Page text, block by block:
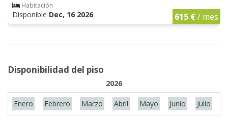
Habitación
Disponible Dec, 16 2026 615 €/ mes
Disponibilidad del piso
2026
Enero Febrero Marzo Abril Mayo Junio Julio